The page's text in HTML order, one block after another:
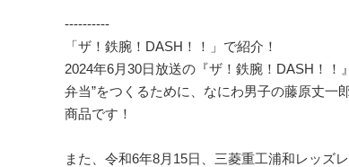
----------
「ザ！鉄腕！DASH！！」で紹介！
2024年6月30日放送の『ザ！鉄腕！DASH！
弁当”をつくるために、なにわ男子の藤原丈一
商品です！
また、令和6年8月15日、三菱重工浦和レッズ